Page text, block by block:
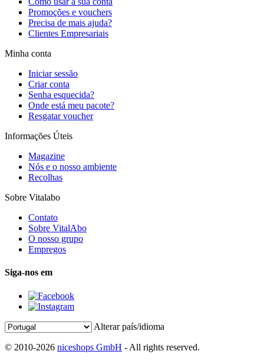
Promoções e vouchers
Precisa de mais ajuda?
Clientes Empresariais
Minha conta
Iniciar sessão
Criar conta
Senha esquecida?
Onde está meu pacote?
Resgatar voucher
Informações Úteis
Magazine
Nós e o nosso ambiente
Recolhas
Sobre Vitalabo
Contato
Sobre VitalAbo
O nosso grupo
Empregos
Siga-nos em
Alterar país/idioma
© 2010-2026 niceshops GmbH - All rights reserved.